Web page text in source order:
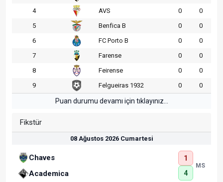
4
AVS 0
0
5
Benfica B 0
0
6
FC Porto B 0
0
7
Farense 0
0
8
Feirense 0
0
9
Felgueiras 1932 0 0
Puan durumu devamı için tıklayınız...
Fikstür
08 Ağustos 2026 Cumartesi
Chaves
Academica
1
4
MS